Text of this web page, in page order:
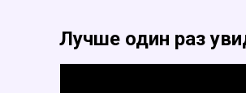
Лучше один раз